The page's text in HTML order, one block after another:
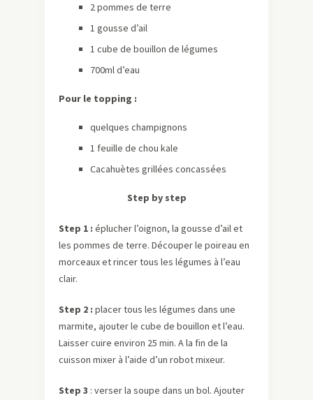
2 pommes de terre
1 gousse d’ail
1 cube de bouillon de légumes
700ml d’eau
Pour le topping :
quelques champignons
1 feuille de chou kale
Cacahuètes grillées concassées
Step by step
Step 1 : éplucher l’oignon, la gousse d’ail et
les pommes de terre. Découper le poireau en
morceaux et rincer tous les légumes à l’eau
clair.
Step 2 : placer tous les légumes dans une
marmite, ajouter le cube de bouillon et l’eau.
Laisser cuire environ 25 min. A la fin de la
cuisson mixer à l’aide d’un robot mixeur.
Step 3 : verser la soupe dans un bol. Ajouter